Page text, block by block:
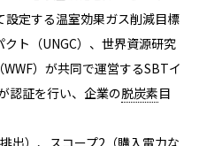
設定する温室効果ガス削減目標
ト（UNGC）、世界資源研究
）が共同で運営するSBTイ
認証を行い、企業の脱炭素目
出）、スコープ2（購入電力な